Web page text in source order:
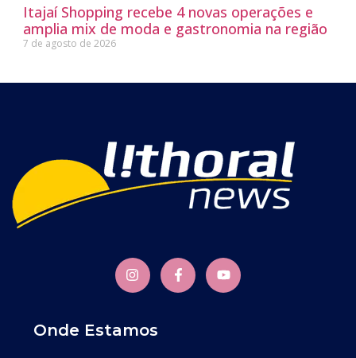
Itajaí Shopping recebe 4 novas operações e
amplia mix de moda e gastronomia na região
7 de agosto de 2026
Onde Estamos